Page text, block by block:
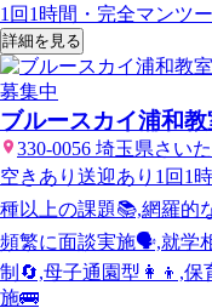
1回1時間・完全マンツ
詳細を見る
募集中
ブルースカイ浦和教
330-0056 埼玉県さい
空きあり 送迎あり 1回1
種以上の課題📚,網羅的
頻繁に面談実施🗣️,就学
制🔄,母子通園型👩‍👦,保
施🚌